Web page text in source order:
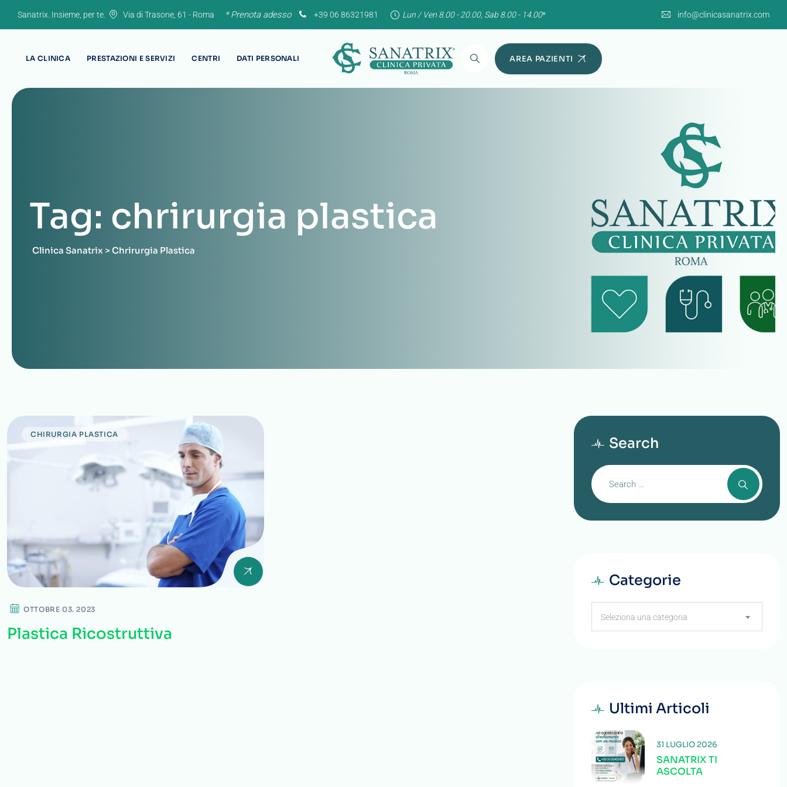
Sanatrix. Insieme, per te. Via di Trasone, 61 - Roma * Prenota adesso +39 06 86321981 Lun / Ven 8.00 - 20.00, Sab 8.00 - 14.00* info@clinicasanatrix.com
LA CLINICA PRESTAZIONI E SERVIZI CENTRI DATI PERSONALI AREA PAZIENTI
Tag: chrirurgia plastica
Clinica Sanatrix > Chrirurgia Plastica
CHIRURGIA PLASTICA
OTTOBRE 03. 2023
Plastica Ricostruttiva
Search
Categorie
Seleziona una categoria
Ultimi Articoli
SANATRIX TI
ASCOLTA
31 LUGLIO 2026